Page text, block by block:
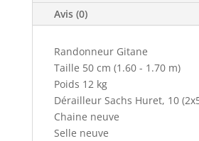
Avis (0)
Randonneur Gitane
Taille 50 cm (1.60 - 1.70 m)
Poids 12 kg
Dérailleur Sachs Huret, 10
Chaine neuve
Selle neuve